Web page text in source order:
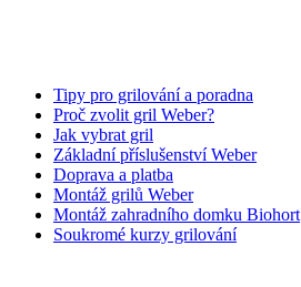
Tipy pro grilování a poradna
Proč zvolit gril Weber?
Jak vybrat gril
Základní příslušenství Weber
Doprava a platba
Montáž grilů Weber
Montáž zahradního domku Biohort
Soukromé kurzy grilování